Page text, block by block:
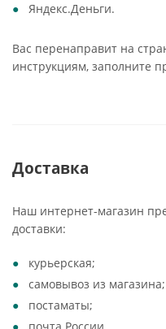
Яндекс.Деньги.
Вас перенаправит на
инструкциям, заполните
Доставка
Наш интернет-магазин
доставки:
курьерская;
самовывоз из магазина;
постаматы;